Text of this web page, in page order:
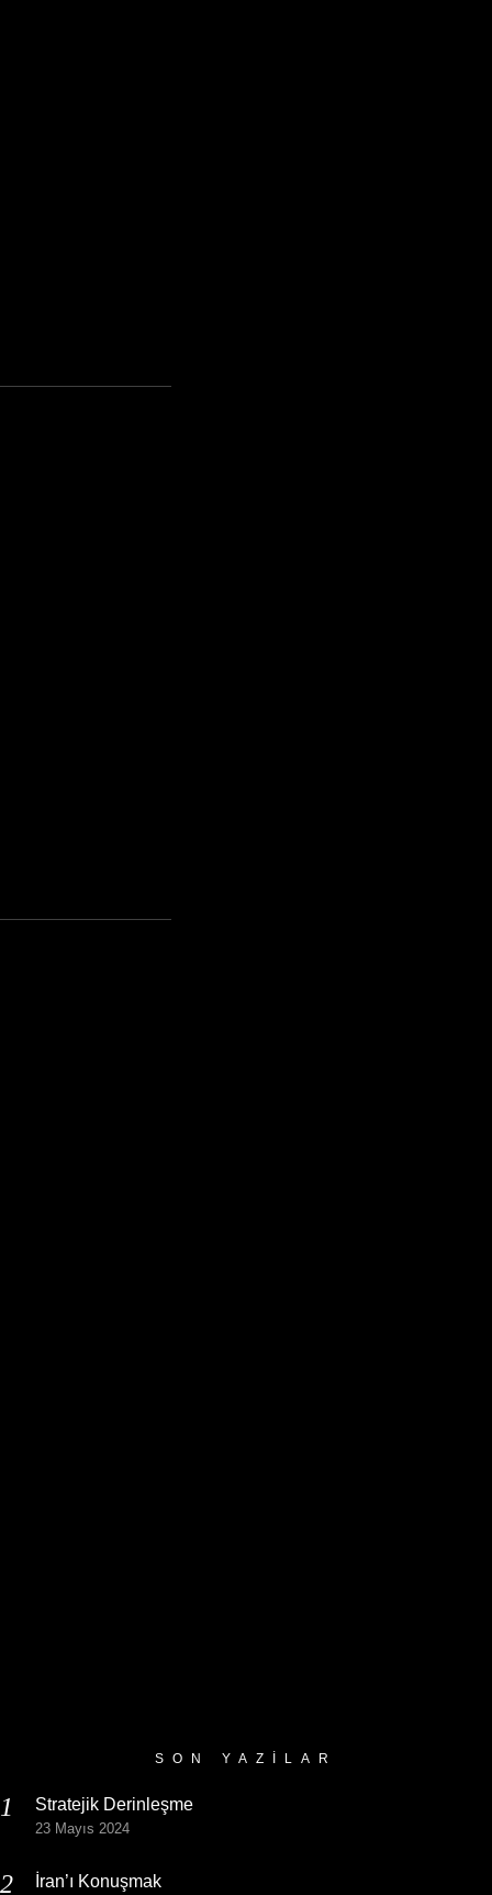
SON YAZILAR
Stratejik Derinleşme
23 Mayıs 2024
İran’ı Konuşmak